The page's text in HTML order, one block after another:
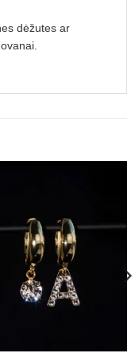
dėžutes ar